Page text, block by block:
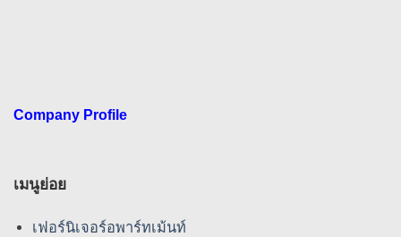
Company Profile
เมนูย่อย
เฟอร์นิเจอร์อพาร์ทเม้นท์